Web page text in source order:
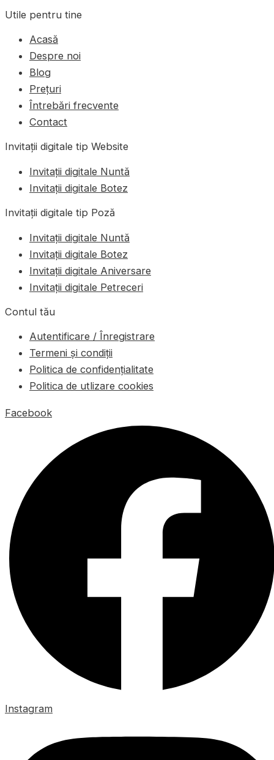
Utile pentru tine
Acasă
Despre noi
Blog
Prețuri
Întrebări frecvente
Contact
Invitații digitale tip Website
Invitații digitale Nuntă
Invitații digitale Botez
Invitații digitale tip Poză
Invitații digitale Nuntă
Invitații digitale Botez
Invitații digitale Aniversare
Invitații digitale Petreceri
Contul tău
Autentificare / Înregistrare
Termeni și condiții
Politica de confidențialitate
Politica de utlizare cookies
Facebook
Instagram